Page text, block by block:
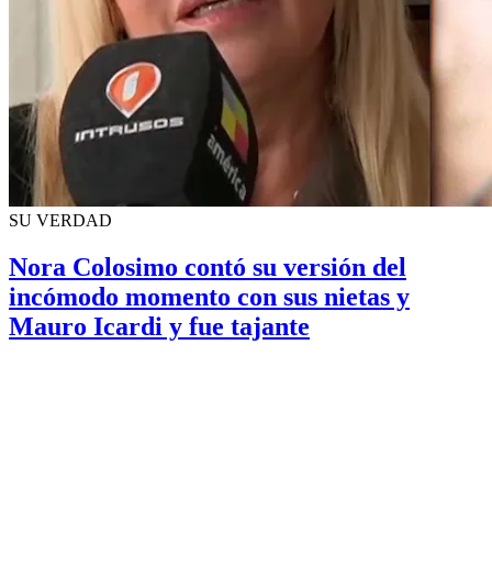
SU VERDAD
Nora Colosimo contó su versión del
incómodo momento con sus nietas y
Mauro Icardi y fue tajante